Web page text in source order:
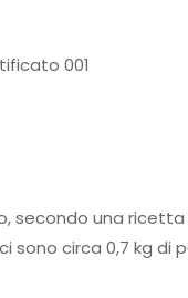
001
una
circa 0,7 kg di